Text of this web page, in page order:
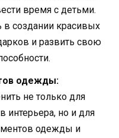
время с детьми.
в создании красивых
и развить свою
одежды:
не только для
интерьера, но и для
одежды и